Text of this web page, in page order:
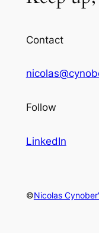
Contact
Follow
LinkedIn
©Nicolas